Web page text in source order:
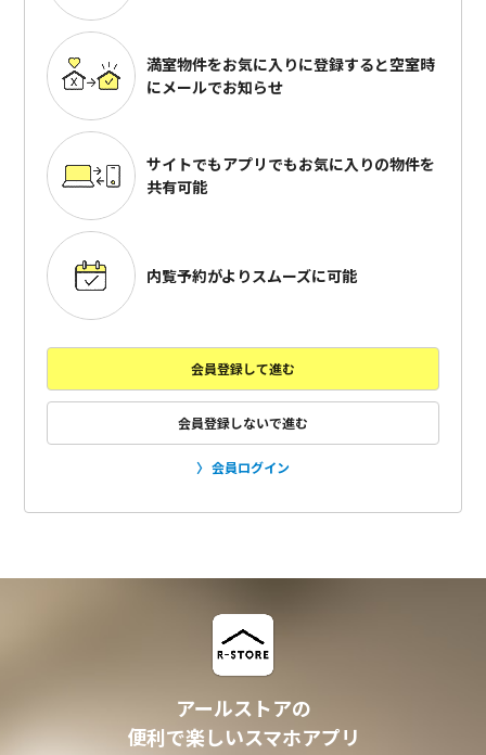
満室物件をお気に入りに登録すると空室時
にメールでお知らせ
サイトでもアプリでもお気に入りの物件を
共有可能
内覧予約がよりスムーズに可能
会員登録して進む
会員登録しないで進む
会員ログイン
アールストアの
便利で楽しいスマホアプリ